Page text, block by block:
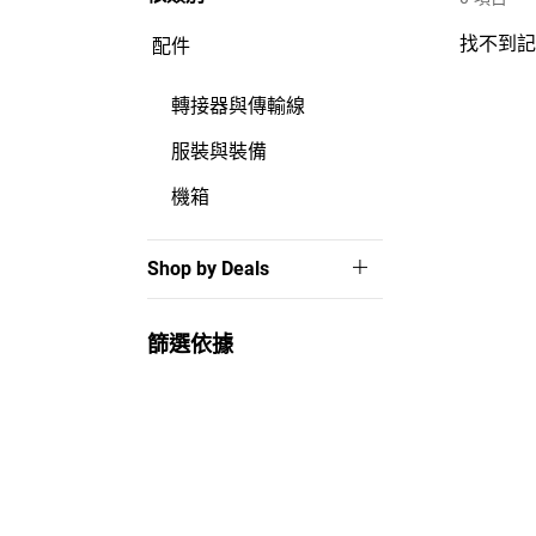
配件
轉接器與傳輸線
服裝與裝備
機箱
Shop by Deals
篩選依據
找不到